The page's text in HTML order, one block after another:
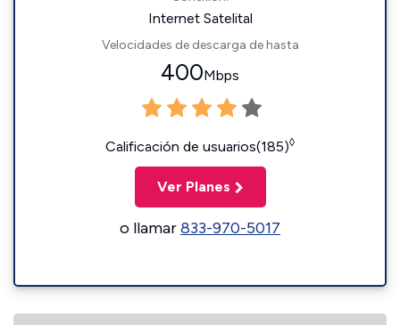
Internet Satelital
Velocidades de descarga de hasta
400Mbps
Calificación de usuarios(185)◊
Ver Planes
o llamar833-970-5017